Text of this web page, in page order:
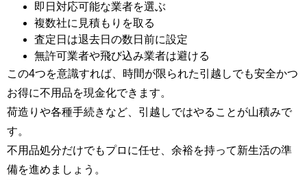
即日対応可能な業者を選ぶ
複数社に見積もりを取る
査定日は退去日の数日前に設定
無許可業者や飛び込み業者は避ける
この4つを意識すれば、時間が限られた引越しでも安全かつ
お得に不用品を現金化できます。
荷造りや各種手続きなど、引越しではやることが山積みで
す。
不用品処分だけでもプロに任せ、余裕を持って新生活の準
備を進めましょう。